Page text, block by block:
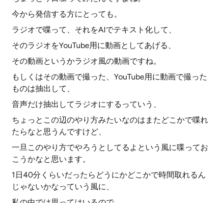
今から発信する方にとっても。
ラジオで喋って、それをAIでテキスト化して、
そのラジオをYouTube用に動画としてあげる、
その動画というかラジオ風の動画ですね。
もしくはその動画で撮った、YouTube用に動画で撮った
ものは抽出して、
音声だけ抽出してラジオにするっていう、
ちょっとこの辺のやり方みたいなのはまたどこかで喋れ
たらなと思うんですけど、
一旦このやり方でやろうとしてるよという風に喋ってお
こうかなと思います。
1日40分くらいだったらどうにかどこかで時間取れるん
じゃないかなっていう風に、